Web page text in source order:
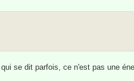
se dit parfois, ce n'est pas une